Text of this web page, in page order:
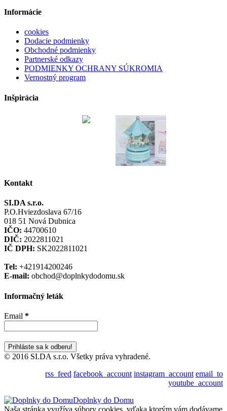
Informácie
cookies
Dodacie podmienky
Obchodné podmienky
Partnerské odkazy
PODMIENKY OCHRANY SÚKROMIA
Vernostný program
Inšpirácia
Kontakt
SI.DA s.r.o.
P.O.Hviezdoslava 67/16
018 51 Nová Dubnica
IČO: 44700610
DIČ: 2022811021
IČ DPH: SK2022811021
Tel: +421914200246
E-mail: obchod@doplnkydodomu.sk
Informačný leták
Email *
© 2016 SI.DA s.r.o. Všetky práva vyhradené.
rss_feed facebook_account instagram_account email_to
youtube_account
Doplnky do Domu
Naša stránka využíva súbory cookies, vďaka ktorým vám dodávame